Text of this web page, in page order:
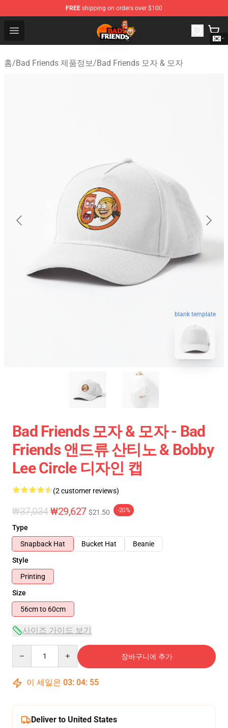
FREE shipping on orders over $100
Open menu
Bad Friends Shop - Official Bad Friends Merchandise
홈/Bad Friends 제품정보/Bad Friends 모자 & 모자
blank template
Bad Friends 모자 & 모자 - Bad
Friends 앤드류 산티노 & Bobby
Lee Circle 디자인 캡
(2 customer reviews)
₩37,034₩29,627 $21.50 -20%
Type
Snapback Hat
Bucket Hat
Beanie
Style
Printing
Size
56cm to 60cm
사이즈 가이드 보기
장바구니에 추가
이 세일은 03: 04: 54
Deliver to United States